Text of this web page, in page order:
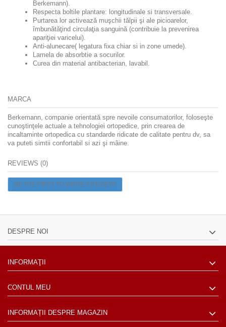
Berkemann).
Respecta boltile plantare: longitudinale si transversale.
Purtarea lor activează muşchii tălpii şi ale picioarelor,
îmbunătăţind circulaţia sanguină (contribuie la prevenirea
apariţiei varicelui).
Anti-alunecare( legatura fixa chiar si in zone umede).
Lamela de absorbtie a socurilor.
Curea din material antibacterian, lavabil.
MARCA
Berkemann, companie orientată spre nevoile consumatorilor, foloseşte
cunoştinţele actuale a tehnologiei ortopedice, prin crearea de
incaltaminte ortopedica cu standarde ridicate de calitate pentru dv, sa
va puteti simtii confortabil si azi şi mâine.
REVIEWS (0)
BE THE FIRST TO WRITE A REVIEW!
DESPRE NOI
INFORMAŢII
CONTUL MEU
INFORMAȚII DESPRE MAGAZIN